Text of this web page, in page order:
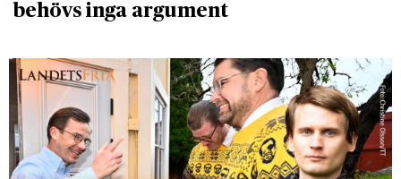
behövs inga argument